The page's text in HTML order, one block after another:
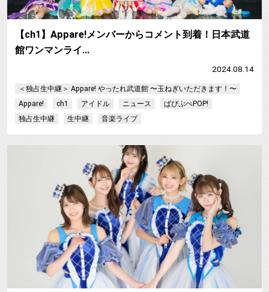
【ch1】Appare!メンバーからコメント到着！日本武道
館ワンマンライ…
2024.08.14
＜独占生中継＞ Appare! やったれ武道館 〜玉ねぎいただきます！〜
Appare!
ch1 アイドル ニュース
ぱぴぷぺPOP!
独占生中継
生中継 音楽ライブ